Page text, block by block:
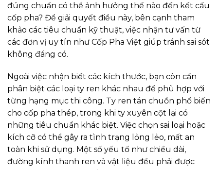
đúng chuẩn có thể ảnh hưởng thế nào đến kết cấu
cốp pha? Để giải quyết điều này, bên cạnh tham
khảo các tiêu chuẩn kỹ thuật, việc nhận tư vấn từ
các đơn vị uy tín như Cốp Pha Việt giúp tránh sai sót
không đáng có.
Ngoài việc nhận biết các kích thước, bạn còn cần
phân biệt các loại ty ren khác nhau để phù hợp với
từng hạng mục thi công. Ty ren tán chuồn phổ biến
cho cốp pha thép, trong khi ty xuyên cột lại có
những tiêu chuẩn khác biệt. Việc chọn sai loại hoặc
kích cỡ có thể gây ra tình trạng lỏng lẻo, mất an
toàn khi sử dụng. Một số yếu tố như chiều dài,
đường kính thanh ren và vật liệu đều phải được